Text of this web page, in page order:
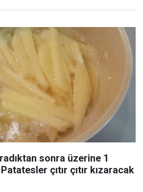
sonra üzerine 1
çıtır çıtır kızaracak